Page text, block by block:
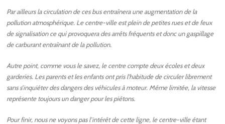
Par ailleurs la circulation de ces bus entraînera une augmentation de la
pollution atmosphérique. Le centre-ville est plein de petites rues et de feux
de signalisation ce qui provoquera des arrêts fréquents et donc un gaspillage
de carburant entraînant de la pollution.
Autre point, comme vous le savez, le centre compte deux écoles et deux
garderies. Les parents et les enfants ont pris l’habitude de circuler librement
sans s’inquiéter des dangers des véhicules à moteur. Même limitée, la vitesse
représente toujours un danger pour les piétons.
Pour finir, nous ne voyons pas l’intérêt de cette ligne, le centre-ville étant